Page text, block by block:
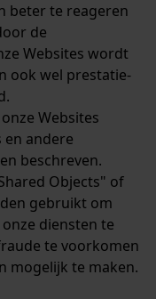
beter te reageren
de
Websites wordt
ook wel prestatie-
Websites
en andere
beschreven.
Objects" of
gebruikt om
diensten te
te voorkomen
mogelijk te maken.